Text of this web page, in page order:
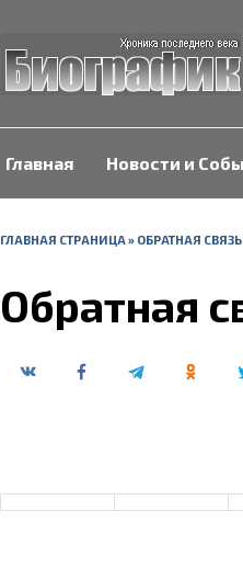
Главная Новости и
ГЛАВНАЯ СТРАНИЦА» ОБРАТНАЯ СВЯЗЬ
Обратная